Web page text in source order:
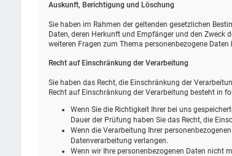
Auskunft, Berichtigung und Löschung
Sie haben im Rahmen der geltenden gesetzlichen
Daten, deren Herkunft und Empfänger und den Zweck
weiteren Fragen zum Thema personenbezogene
Recht auf Einschränkung der Verarbeitung
Sie haben das Recht, die Einschränkung der
Recht auf Einschränkung der Verarbeitung besteht in
Wenn Sie die Richtigkeit Ihrer bei uns
Dauer der Prüfung haben Sie das Recht, die
Wenn die Verarbeitung Ihrer
Datenverarbeitung verlangen.
Wenn wir Ihre personenbezogenen Daten nicht